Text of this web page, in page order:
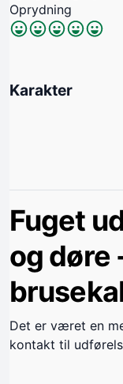
Oprydning
Karakter
Fuget
og døre
Det er været en
kontakt til